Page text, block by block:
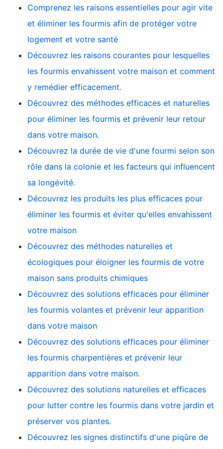
Comprenez les raisons essentielles pour agir vite
et éliminer les fourmis afin de protéger votre
logement et votre santé
Découvrez les raisons courantes pour lesquelles
les fourmis envahissent votre maison et comment
y remédier efficacement.
Découvrez des méthodes efficaces et naturelles
pour éliminer les fourmis et prévenir leur retour
dans votre maison.
Découvrez la durée de vie d'une fourmi selon son
rôle dans la colonie et les facteurs qui influencent
sa longévité.
Découvrez les produits les plus efficaces pour
éliminer les fourmis et éviter qu'elles envahissent
votre maison
Découvrez des méthodes naturelles et
écologiques pour éloigner les fourmis de votre
maison sans produits chimiques
Découvrez des solutions efficaces pour éliminer
les fourmis volantes et prévenir leur apparition
dans votre maison
Découvrez des solutions efficaces pour éliminer
les fourmis charpentières et prévenir leur
apparition dans votre maison.
Découvrez des solutions naturelles et efficaces
pour lutter contre les fourmis dans votre jardin et
préserver vos plantes.
Découvrez les signes distinctifs d'une piqûre de